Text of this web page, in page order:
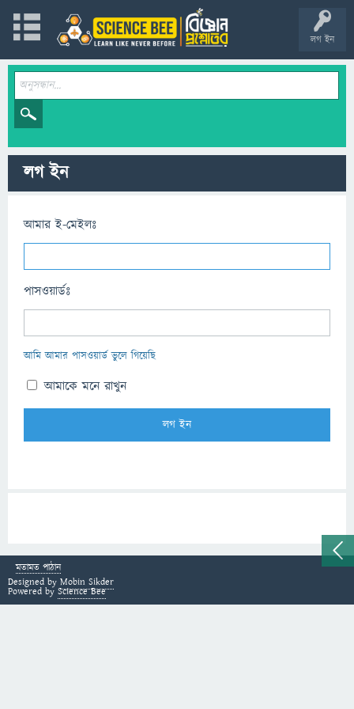
লগ ইন
লগ ইন
আমার ই-মেইলঃ
পাসওয়ার্ডঃ
আমি আমার পাসওয়ার্ড ভুলে গিয়েছি
আমাকে মনে রাখুন
মতামত পাঠান
Designed by Mobin Sikder
Powered by Science Bee